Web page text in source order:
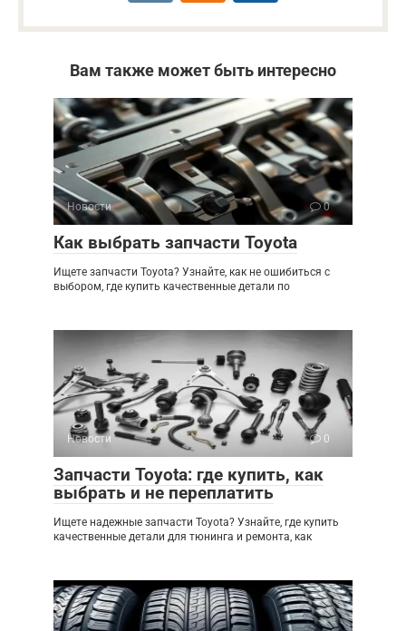
Вам также может быть интересно
Новости 0
Как выбрать запчасти Toyota
Ищете запчасти Toyota? Узнайте, как не ошибиться с
выбором, где купить качественные детали по
Новости 0
Запчасти Toyota: где купить, как
выбрать и не переплатить
Ищете надежные запчасти Toyota? Узнайте, где купить
качественные детали для тюнинга и ремонта, как